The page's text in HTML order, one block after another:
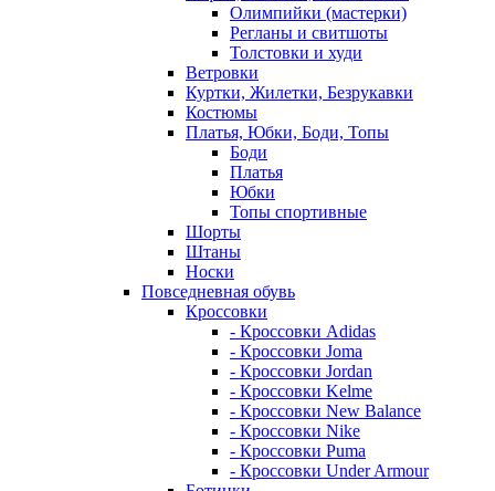
Олимпийки (мастерки)
Регланы и свитшоты
Толстовки и худи
Ветровки
Куртки, Жилетки, Безрукавки
Костюмы
Платья, Юбки, Боди, Топы
Боди
Платья
Юбки
Топы спортивные
Шорты
Штаны
Носки
Повседневная обувь
Кроссовки
- Кроссовки Adidas
- Кроссовки Joma
- Кроссовки Jordan
- Кроссовки Kelme
- Кроссовки New Balance
- Кроссовки Nike
- Кроссовки Puma
- Кроссовки Under Armour